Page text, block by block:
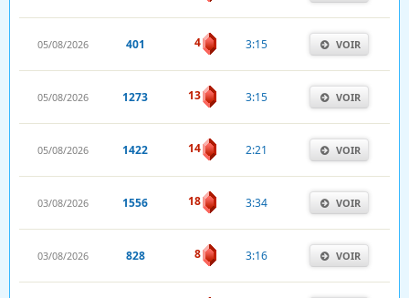
05/08/2026 401 4 3:15 VOIR
05/08/2026 1273 13 3:15 VOIR
05/08/2026 1422 14 2:21 VOIR
03/08/2026 1556 18 3:34 VOIR
03/08/2026 828 8 3:16 VOIR